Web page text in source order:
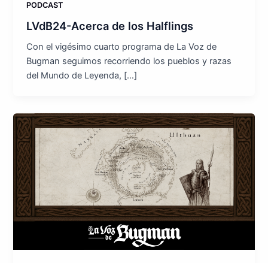
PODCAST
LVdB24-Acerca de los Halflings
Con el vigésimo cuarto programa de La Voz de
Bugman seguimos recorriendo los pueblos y razas
del Mundo de Leyenda, […]